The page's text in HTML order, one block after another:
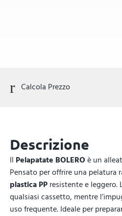
Calcola Prezzo
Descrizione
Il Pelapatate BOLEROè un
Pensato per offrire una pelatura
plastica PPresistente e leggero.
qualsiasi cassetto, mentre
uso frequente. Ideale per